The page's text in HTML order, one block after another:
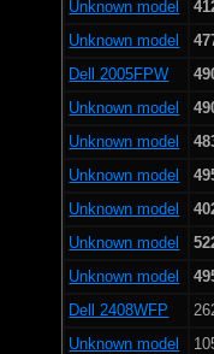
Unknown model
Unknown model
Dell 2005FPW
Unknown model
Unknown model
Unknown model
Unknown model
Unknown model
Unknown model
Dell 2408WFP
Unknown model